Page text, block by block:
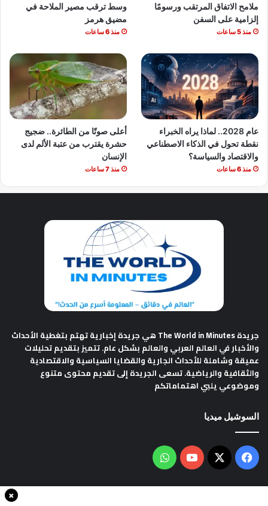
ملامح الاتفاق المرتقب ورسومًا
إلزامية على السفن
منذ 5 ساعات
وسط ترقب مصير الملاحة في
مضيق هرمز
منذ 6 ساعات
عام 2028.. لماذا يراه الخبراء
نقطة تحول في الذكاء الاصطناعي
والاقتصاد والسياسة؟
منذ 6 ساعات
أعلى صوتًا من الطائرة.. ضجيج
حشرة يقترب من عتبة الألم لدى
الإنسان
منذ 7 ساعات
جريدة The World in Minutes
هي جريدة إخبارية تهتم بتغطية الأحداث
والأخبار في العالم العربي والعالم بشكل عام. تتميز بتقديم تحليلات
عميقة وشاملة للأحداث الجارية والقضايا السياسية والاقتصادية
والثقافية والرياضية. تسعى الجريدة إلى تقديم محتوى متنوع
وموضوعي يلبي اهتماماتكم
السوشيل ميديا
فيسبوك
‫X
‫YouTubeواتساب
×